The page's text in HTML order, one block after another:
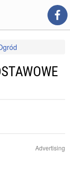
Advertising